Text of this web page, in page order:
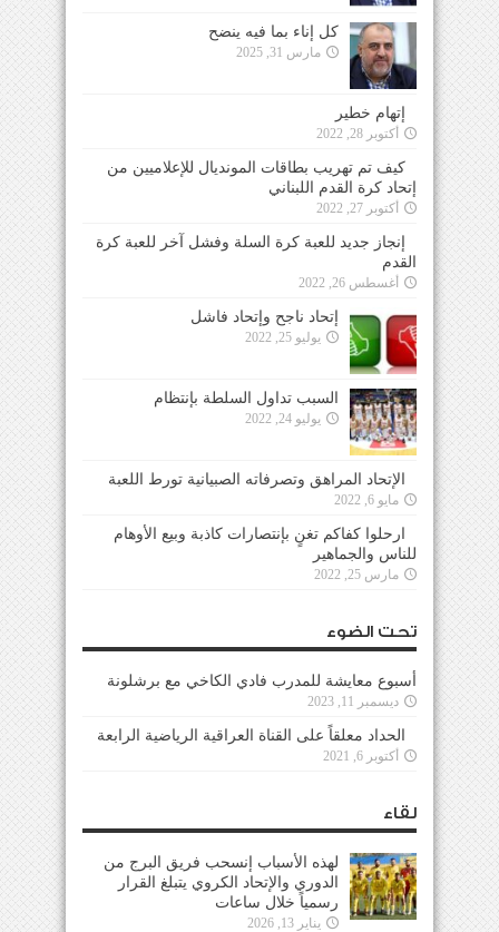
كل إناء بما فيه ينضح
مارس 31, 2025
إتهام خطير
أكتوبر 28, 2022
كيف تم تهريب بطاقات المونديال للإعلاميين من
إتحاد كرة القدم اللبناني
أكتوبر 27, 2022
إنجاز جديد للعبة كرة السلة وفشل آخر للعبة كرة
القدم
أغسطس 26, 2022
إتحاد ناجح وإتحاد فاشل
يوليو 25, 2022
السبب تداول السلطة بإنتظام
يوليو 24, 2022
الإتحاد المراهق وتصرفاته الصبيانية تورط اللعبة
مايو 6, 2022
ارحلوا كفاكم تغنٍ بإنتصارات كاذبة وبيع الأوهام
للناس والجماهير
مارس 25, 2022
تحت الضوء
أسبوع معايشة للمدرب فادي الكاخي مع برشلونة
ديسمبر 11, 2023
الحداد معلقاً على القناة العراقية الرياضية الرابعة
أكتوبر 6, 2021
لقاء
لهذه الأسباب إنسحب فريق البرج من
الدوري والإتحاد الكروي يتبلغ القرار
رسمياً خلال ساعات
يناير 13, 2026